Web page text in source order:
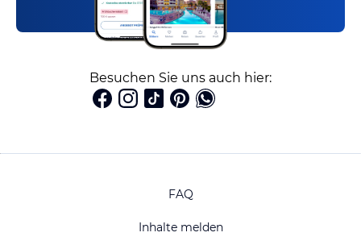
Besuchen Sie uns auch hier:
FAQ
Inhalte melden